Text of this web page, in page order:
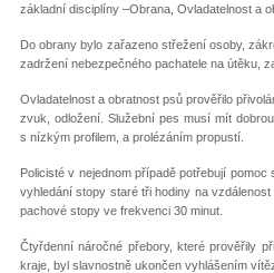
základní disciplíny –Obrana, Ovladatelnost a
Do obrany bylo zařazeno střežení osoby,
zadržení nebezpečného pachatele na útěku,
Ovladatelnost a obratnost psů prověřilo
zvuk, odložení. Služební pes musí mít
s nízkým profilem, a prolézáním propustí.
Policisté v nejednom případě potřebují
vyhledání stopy staré tři hodiny na
pachové stopy ve frekvenci 30 minut.
Čtyřdenní náročné přebory, které prověřily
kraje, byl slavnostně ukončen vyhlášením